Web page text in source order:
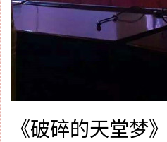
《破碎的天堂梦